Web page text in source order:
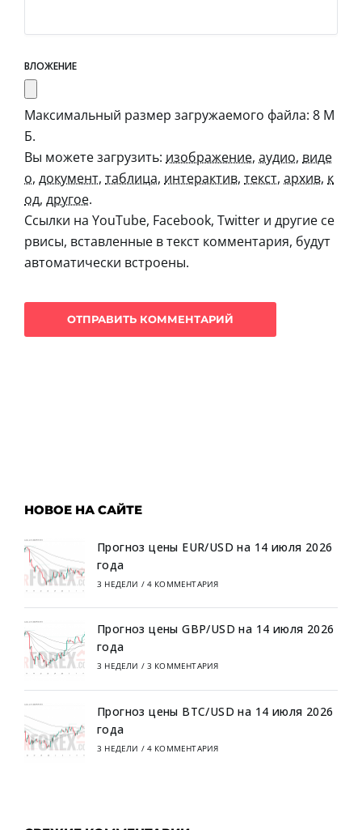
ВЛОЖЕНИЕ
Максимальный размер загружаемого файла: 8 М
Б.
Вы можете загрузить: изображение, аудио, виде
о, документ, таблица, интерактив, текст, архив, к
од, другое.
Ссылки на YouTube, Facebook, Twitter и другие се
рвисы, вставленные в текст комментария, будут
автоматически встроены.
НОВОЕ НА САЙТЕ
Прогноз цены EUR/USD на 14 июля 2026
года
3 НЕДЕЛИ / 4 КОММЕНТАРИЯ
Прогноз цены GBP/USD на 14 июля 2026
года
3 НЕДЕЛИ / 3 КОММЕНТАРИЯ
Прогноз цены BTC/USD на 14 июля 2026
года
3 НЕДЕЛИ / 4 КОММЕНТАРИЯ